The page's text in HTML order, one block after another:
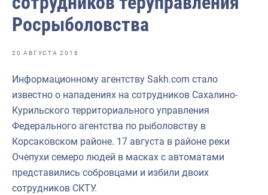
Отраслевые СМИ
Выставки и конференции
Научно-практическая литература
Рыбоохрана России
Отрасль в цифрах
Большая африканская экспедиция
Укрепление духовно-нравственных ценностей
События в России и мире
Росрыболовства
20 АВГУСТА 2018
Информационному агентству Sakh.com стало
известно о нападениях на сотрудников Сахалино-
Курильского территориального управления
Федерального агентства по рыболовству в
Корсаковском районе. 17 августа в районе реки
Очепухи семеро людей в масках с автоматами
представились собровцами и избили двоих
сотрудников СКТУ.